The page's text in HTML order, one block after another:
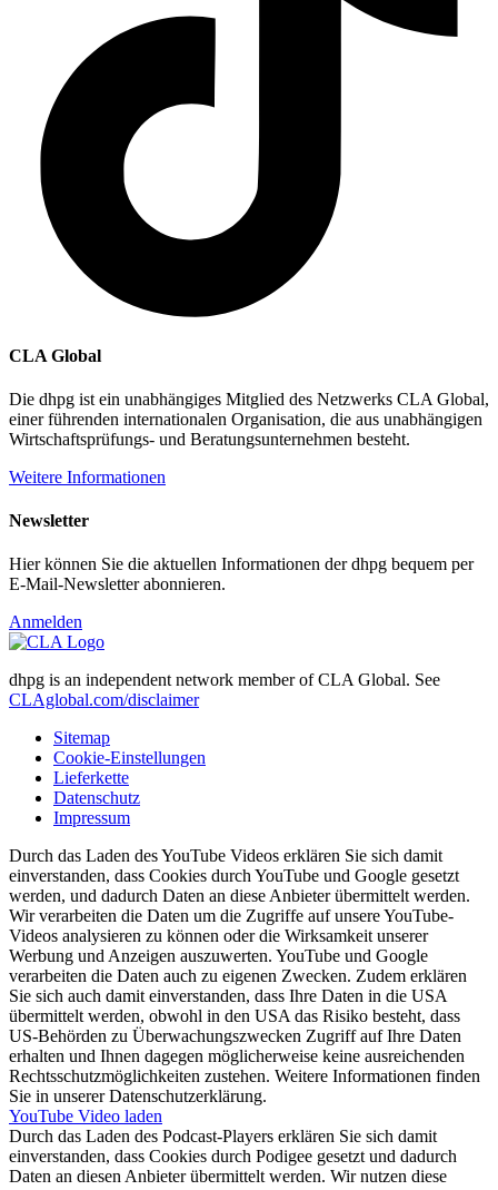
CLA Global
Die dhpg ist ein unabhängiges Mitglied des Netzwerks CLA Global,
einer führenden internationalen Organisation, die aus unabhängigen
Wirtschaftsprüfungs- und Beratungsunternehmen besteht.
Weitere Informationen
Newsletter
Hier können Sie die aktuellen Informationen der dhpg bequem per
E-Mail-Newsletter abonnieren.
Anmelden
dhpg is an independent network member of CLA Global. See
CLAglobal.com/disclaimer
Sitemap
Cookie-Einstellungen
Lieferkette
Datenschutz
Impressum
Durch das Laden des YouTube Videos erklären Sie sich damit
einverstanden, dass Cookies durch YouTube und Google gesetzt
werden, und dadurch Daten an diese Anbieter übermittelt werden.
Wir verarbeiten die Daten um die Zugriffe auf unsere YouTube-
Videos analysieren zu können oder die Wirksamkeit unserer
Werbung und Anzeigen auszuwerten. YouTube und Google
verarbeiten die Daten auch zu eigenen Zwecken. Zudem erklären
Sie sich auch damit einverstanden, dass Ihre Daten in die USA
übermittelt werden, obwohl in den USA das Risiko besteht, dass
US-Behörden zu Überwachungszwecken Zugriff auf Ihre Daten
erhalten und Ihnen dagegen möglicherweise keine ausreichenden
Rechtsschutzmöglichkeiten zustehen. Weitere Informationen finden
Sie in unserer Datenschutzerklärung.
YouTube Video laden
Durch das Laden des Podcast-Players erklären Sie sich damit
einverstanden, dass Cookies durch Podigee gesetzt und dadurch
Daten an diesen Anbieter übermittelt werden. Wir nutzen diese